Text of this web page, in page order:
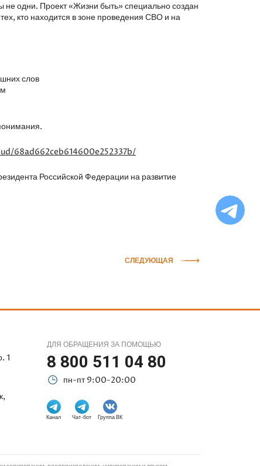
не одни. Проект «Жизни быть» специально создан
кто находится в зоне проведения СВО и на
слов
68ad662ceb614600e252337b/
Российской Федерации на развитие
СЛЕДУЮЩАЯ
1
ДЛЯ ОБРАЩЕНИЯ ЗА ПОМОЩЬЮ
8 800 511 04 80
пн-пт 9:00-20:00
Канал Чат-бот Группа ВК